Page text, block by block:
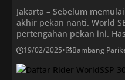
Jakarta – Sebelum
akhir pekan nanti. World
pertengahan pekan ini.
Racing Ducati, Nicolo
tercepat dalam daftar
dua hari tes pramusim
19/02/2025• Bambang